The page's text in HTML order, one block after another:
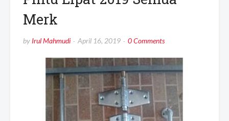
Merk
by Irul Mahmudi April 16, 2019 0 Comments